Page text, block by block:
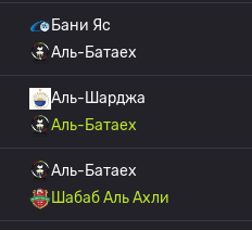
Бани Яс
Аль-Батаех
Аль-Шарджа
Аль-Батаех
Аль-Батаех
Шабаб Аль Ахли